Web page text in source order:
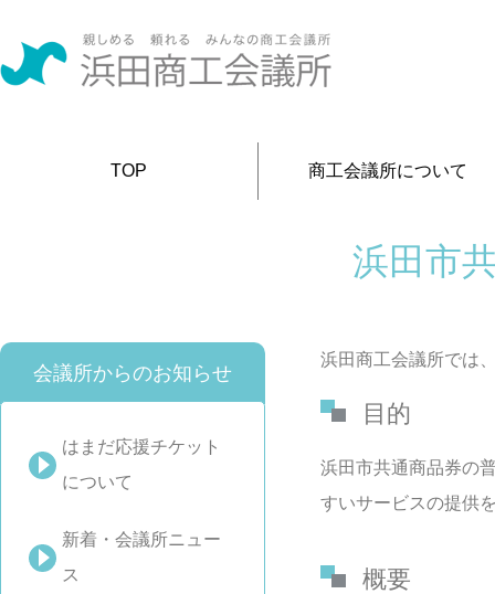
TOP 商工会議所について
浜田市
会議所からのお知らせ
はまだ応援チケット
について
新着・会議所ニュー
ス
浜田商工会議所では
目的
浜田市共通商品券の
すいサービスの提供
概要